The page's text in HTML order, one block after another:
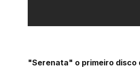
"Serenata" o primeiro disco